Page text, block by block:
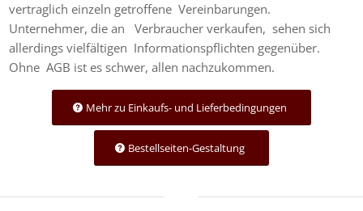
vertraglich einzeln getroffene Vereinbarungen.
Unternehmer, die an Verbraucher verkaufen, sehen sich
allerdings vielfältigen Informationspflichten gegenüber.
Ohne AGB ist es schwer, allen nachzukommen.
Mehr zu Einkaufs- und Lieferbedingungen
Bestellseiten-Gestaltung